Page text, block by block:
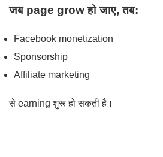
जब page grow हो जाए, तब:
Facebook monetization
Sponsorship
Affiliate marketing
से earning शुरू हो सकती है।